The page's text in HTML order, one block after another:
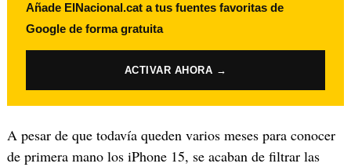
Añade ElNacional.cat a tus fuentes favoritas de
Google de forma gratuita
ACTIVAR AHORA →
A pesar de que todavía queden varios meses para conocer
de primera mano los iPhone 15, se acaban de filtrar las